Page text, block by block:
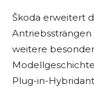
Škoda erweitert
weitere
Plug-in-